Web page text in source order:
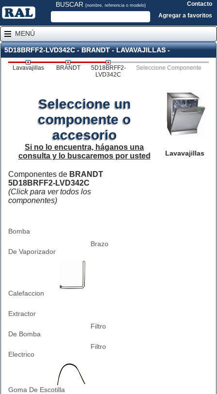
BUSCAR (nombre, referencia o modelo)
Contacto
Agregar a favoritos
MENÚ
5D18BRFF2-LVD342C - BRANDT - LAVAVAJILLAS -
Lavavajillas BRANDT
5D18BRFF2-
LVD342C
Seleccione Componente
Lavavajillas
Seleccione un
componente o
accesorio
Si no lo encuentra, háganos una
consulta y lo buscaremos por usted
Componentes de BRANDT
5D18BRFF2-LVD342C
(Click para ver todos los
componentes)
Bomba
Brazo
De Vaporizador
Calefaccion
Extractor
Filtro
De Bomba
Filtro
Electrico
Goma De Escotilla